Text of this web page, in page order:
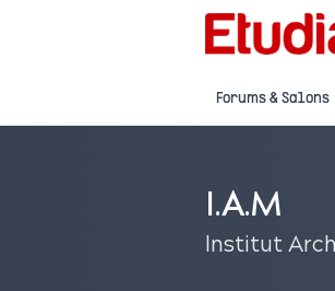
Forums & Salons
I.A.M
Institut